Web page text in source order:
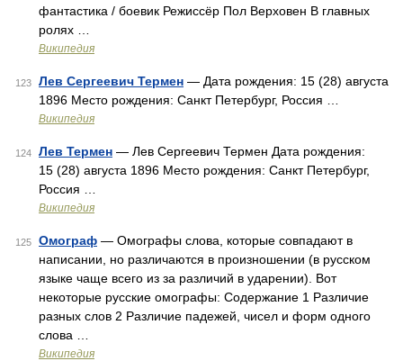
фантастика / боевик Режиссёр Пол Верховен В главных
ролях …
Википедия
123 Лев Сергеевич Термен — Дата рождения: 15 (28) августа
1896 Место рождения: Санкт Петербург, Россия …
Википедия
124 Лев Термен — Лев Сергеевич Термен Дата рождения:
15 (28) августа 1896 Место рождения: Санкт Петербург,
Россия …
Википедия
125 Омограф — Омографы слова, которые совпадают в
написании, но различаются в произношении (в русском
языке чаще всего из за различий в ударении). Вот
некоторые русские омографы: Содержание 1 Различие
разных слов 2 Различие падежей, чисел и форм одного
слова …
Википедия